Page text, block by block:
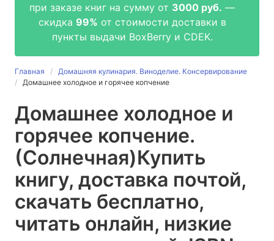
при заказе книг на сумму от 3000 руб. —
скидка 99% от стоимости доставки в
пункты выдачи BoxBerry и CDEK.
Главная
Домашняя кулинария. Виноделие. Консервирование
Домашнее холодное и горячее копчение
Домашнее холодное и
горячее копчение.
(Солнечная)Купить
книгу, доставка почтой,
скачать бесплатно,
читать онлайн, низкие